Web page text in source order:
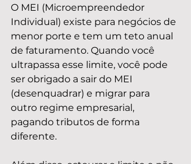
O MEI (Microempreendedor
Individual) existe para negócios de
menor porte e tem um teto anual
de faturamento. Quando você
ultrapassa esse limite, você pode
ser obrigado a sair do MEI
(desenquadrar) e migrar para
outro regime empresarial,
pagando tributos de forma
diferente.